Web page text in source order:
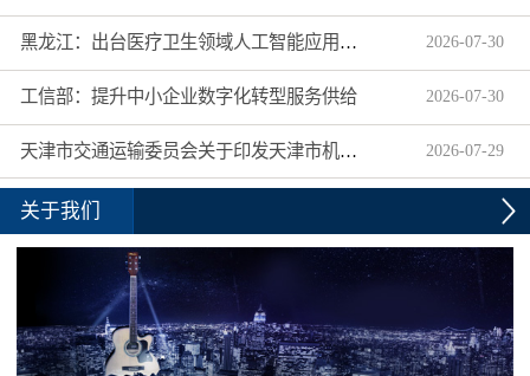
黑龙江：出台医疗卫生领域人工智能应用工作实施方案 2026-07-30
工信部：提升中小企业数字化转型服务供给 2026-07-30
天津市交通运输委员会关于印发天津市机动车驾驶员培训机构及教练员综合信用评价管理办法的通知 2026-07-29
关于我们